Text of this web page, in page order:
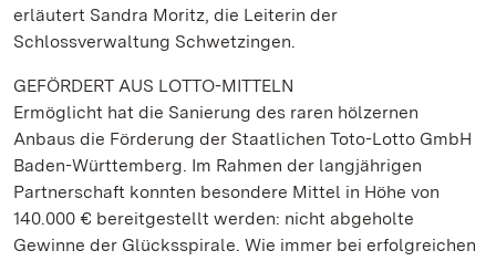
erläutert Sandra Moritz, die Leiterin der
Schlossverwaltung Schwetzingen.
GEFÖRDERT AUS LOTTO-MITTELN
Ermöglicht hat die Sanierung des raren hölzernen
Anbaus die Förderung der Staatlichen Toto-Lotto GmbH
Baden-Württemberg. Im Rahmen der langjährigen
Partnerschaft konnten besondere Mittel in Höhe von
140.000 € bereitgestellt werden: nicht abgeholte
Gewinne der Glücksspirale. Wie immer bei erfolgreichen